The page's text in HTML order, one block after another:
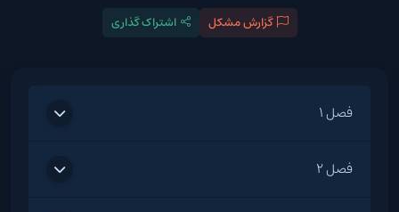
گزارش مشکل
اشتراک گذاری
فصل 1
فصل 2